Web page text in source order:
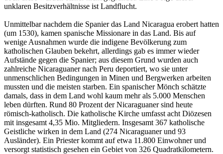
unklaren Besitzverhältnisse ist Landflucht.
Unmittelbar nachdem die Spanier das Land Nicaragua erobert hatten
(um 1530), kamen spanische Missionare in das Land. Bis auf
wenige Ausnahmen wurde die indigene Bevölkerung zum
katholischen Glauben bekehrt, allerdings gab es immer wieder
Aufstände gegen die Spanier; aus diesem Grund wurden auch
zahlreiche Nicaraguaner nach Peru deportiert, wo sie unter
unmenschlichen Bedingungen in Minen und Bergwerken arbeiten
mussten und die meisten starben. Ein spanischer Mönch schätzte
damals, dass in dem Land wohl kaum mehr als 5.000 Menschen
leben dürften. Rund 80 Prozent der Nicaraguaner sind heute
römisch-katholisch. Die katholische Kirche umfasst acht Diözesen
mit insgesamt 4,35 Mio. Mitgliedern. Insgesamt 367 katholische
Geistliche wirken in dem Land (274 Nicaraguaner und 93
Ausländer). Ein Priester kommt auf etwa 11.800 Einwohner und
versorgt statistisch gesehen ein Gebiet von 326 Quadratkilometern.